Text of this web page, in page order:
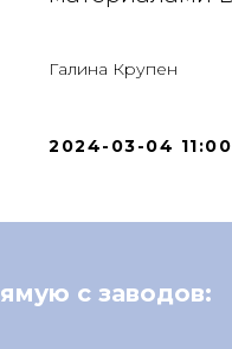
Галина Крупен
2024-03-04 11:00
с заводов: